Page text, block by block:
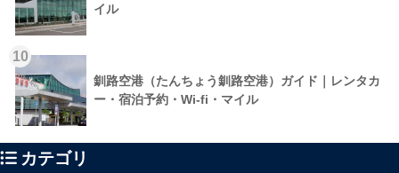
イル
10
釧路空港（たんちょう釧路空港）ガイド｜レンタカ
ー・宿泊予約・Wi-fi・マイル
カテゴリ